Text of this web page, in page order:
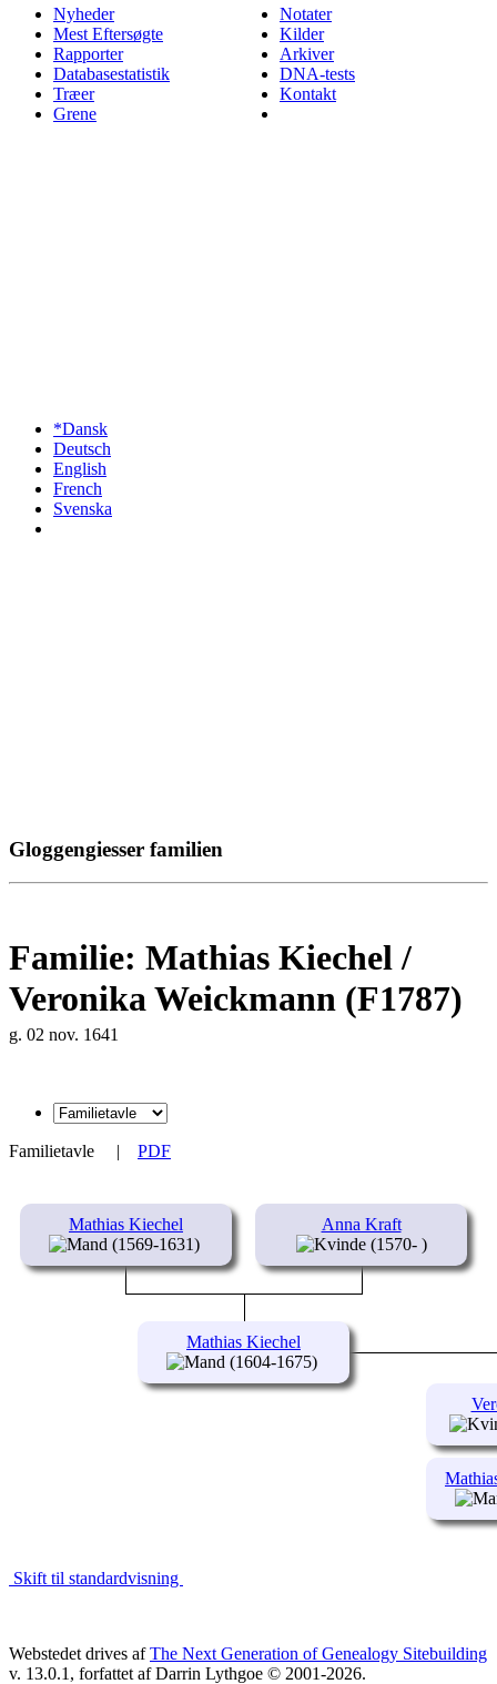
Nyheder
Mest Eftersøgte
Rapporter
Databasestatistik
Træer
Grene
Notater
Kilder
Arkiver
DNA-tests
Kontakt
*Dansk
Deutsch
English
French
Svenska
Gloggengiesser familien
Familie: Mathias Kiechel /
Veronika Weickmann (F1787)
g. 02 nov. 1641
Familietavle | PDF
Mathias Kiechel
(1569-1631)
Anna Kraft
(1570- )
Mathias Kiechel
(1604-1675)
Skift til standardvisning
Webstedet drives afThe Next Generation of Genealogy Sitebuilding
v. 13.0.1, forfattet af Darrin Lythgoe © 2001-2026.